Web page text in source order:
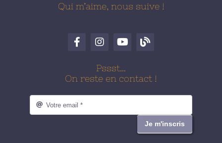
Qui m’aime, nous suive !
Pssst…
On reste en contact !
Je m'inscris